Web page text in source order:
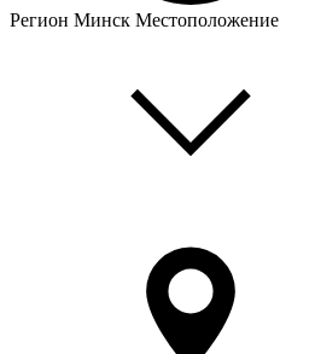
Регион Минск Местоположение